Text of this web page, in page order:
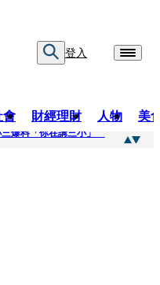
登入
會 財經理財 人物 美
爆料「你在講三小」